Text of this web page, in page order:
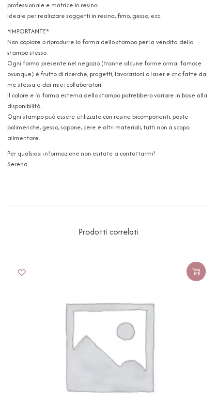
professionale e matrice in resina.
Ideale per realizzare soggetti in resina, fimo, gesso, ecc.
*IMPORTANTE*
Non copiare o riprodurre la forma dello stampo per la vendita dello
stampo stesso.
Ogni forma presente nel negozio (tranne alcune forme ormai famose
ovunque) è frutto di ricerche, progetti, lavorazioni a laser e cnc fatte da
me stessa e dai miei collaboratori.
Il colore e la forma esterna dello stampo potrebbero variare in base alla
disponibilità.
Ogni stampo può essere utilizzato con resine bicomponenti, paste
polimeriche, gesso, sapone, cere e altri materiali, tutti non a scopo
alimentare.
Per qualsiasi informazione non esitate a contattarmi!
Serena
Prodotti correlati